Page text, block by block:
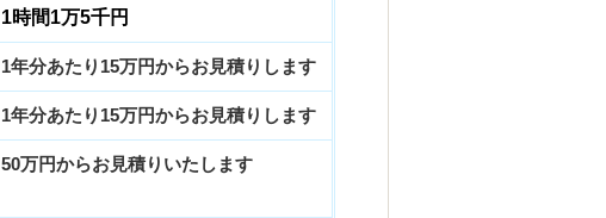
1時間1万5千円
1年分あたり15万円からお見積りします
1年分あたり15万円からお見積りします
50万円からお見積りいたします